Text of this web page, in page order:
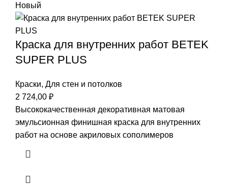
Новый
Краска для внутренних работ BETEK
SUPER PLUS
Краски, Для стен и потолков
2 724,00 ₽
Высококачественная декоративная матовая
эмульсионная финишная краска для внутренних
работ на основе акриловых сополимеров